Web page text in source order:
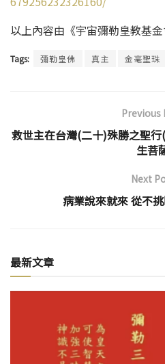
以上內容由《宇宙彌勒皇教基
Tags: 彌勒皇佛 真主 金毫聖珠
Previous
救世主在台灣(二十)殊勝之聖
生菩
Next
病業說來就來 從不
最新文章